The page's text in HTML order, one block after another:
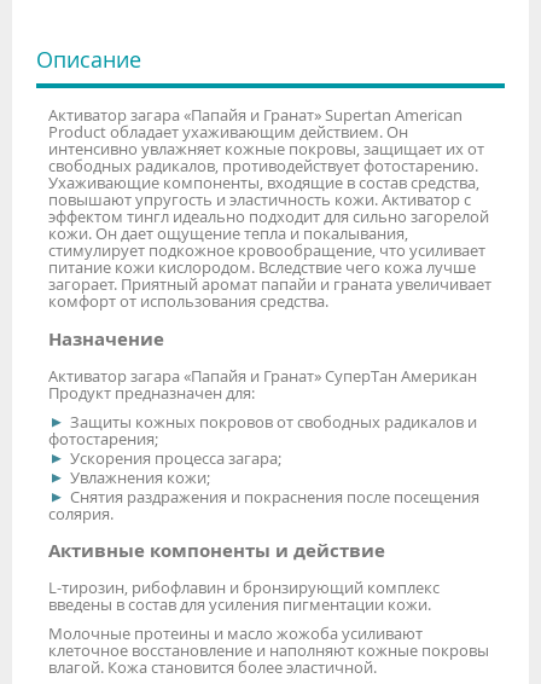
Описание
Активатор загара «Папайя и Гранат» Supertan American
Product обладает ухаживающим действием. Он
интенсивно увлажняет кожные покровы, защищает их от
свободных радикалов, противодействует фотостарению.
Ухаживающие компоненты, входящие в состав средства,
повышают упругость и эластичность кожи. Активатор с
эффектом тингл идеально подходит для сильно загорелой
кожи. Он дает ощущение тепла и покалывания,
стимулирует подкожное кровообращение, что усиливает
питание кожи кислородом. Вследствие чего кожа лучше
загорает. Приятный аромат папайи и граната увеличивает
комфорт от использования средства.
Назначение
Активатор загара «Папайя и Гранат» СуперТан Американ
Продукт предназначен для:
Защиты кожных покровов от свободных радикалов и
фотостарения;
Ускорения процесса загара;
Увлажнения кожи;
Снятия раздражения и покраснения после посещения
солярия.
Активные компоненты и действие
L-тирозин, рибофлавин и бронзирующий комплекс
введены в состав для усиления пигментации кожи.
Молочные протеины и масло жожоба усиливают
клеточное восстановление и наполняют кожные покровы
влагой. Кожа становится более эластичной.